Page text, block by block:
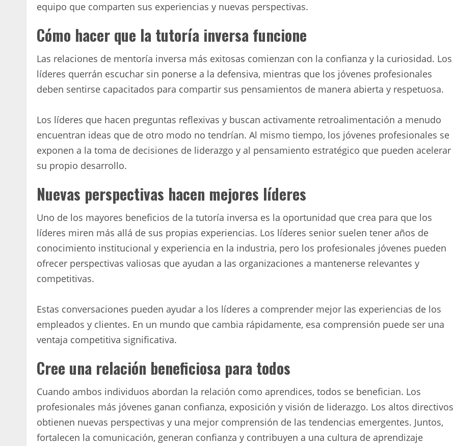
equipo que comparten sus experiencias y nuevas perspectivas.
Cómo hacer que la tutoría inversa funcione
Las relaciones de mentoría inversa más exitosas comienzan con la confianza y la curiosidad. Los
líderes querrán escuchar sin ponerse a la defensiva, mientras que los jóvenes profesionales
deben sentirse capacitados para compartir sus pensamientos de manera abierta y respetuosa.
Los líderes que hacen preguntas reflexivas y buscan activamente retroalimentación a menudo
encuentran ideas que de otro modo no tendrían. Al mismo tiempo, los jóvenes profesionales se
exponen a la toma de decisiones de liderazgo y al pensamiento estratégico que pueden acelerar
su propio desarrollo.
Nuevas perspectivas hacen mejores líderes
Uno de los mayores beneficios de la tutoría inversa es la oportunidad que crea para que los
líderes miren más allá de sus propias experiencias. Los líderes senior suelen tener años de
conocimiento institucional y experiencia en la industria, pero los profesionales jóvenes pueden
ofrecer perspectivas valiosas que ayudan a las organizaciones a mantenerse relevantes y
competitivas.
Estas conversaciones pueden ayudar a los líderes a comprender mejor las experiencias de los
empleados y clientes. En un mundo que cambia rápidamente, esa comprensión puede ser una
ventaja competitiva significativa.
Cree una relación beneficiosa para todos
Cuando ambos individuos abordan la relación como aprendices, todos se benefician. Los
profesionales más jóvenes ganan confianza, exposición y visión de liderazgo. Los altos directivos
obtienen nuevas perspectivas y una mejor comprensión de las tendencias emergentes. Juntos,
fortalecen la comunicación, generan confianza y contribuyen a una cultura de aprendizaje